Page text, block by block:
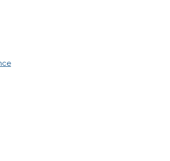
mesterskab 2017